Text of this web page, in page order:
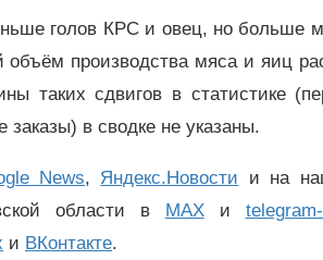
голов КРС и овец, но больше
производства мяса и яиц
таких сдвигов в статистике
в сводке не указаны.
News, Яндекс.Новости и на
области в MAXи
и ВКонтакте.